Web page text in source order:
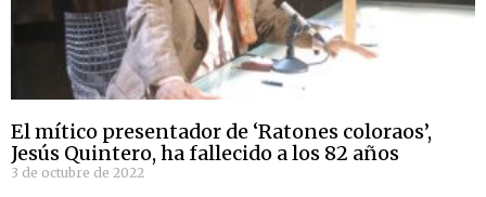
El mítico presentador de ‘Ratones coloraos’,
Jesús Quintero, ha fallecido a los 82 años
3 de octubre de 2022